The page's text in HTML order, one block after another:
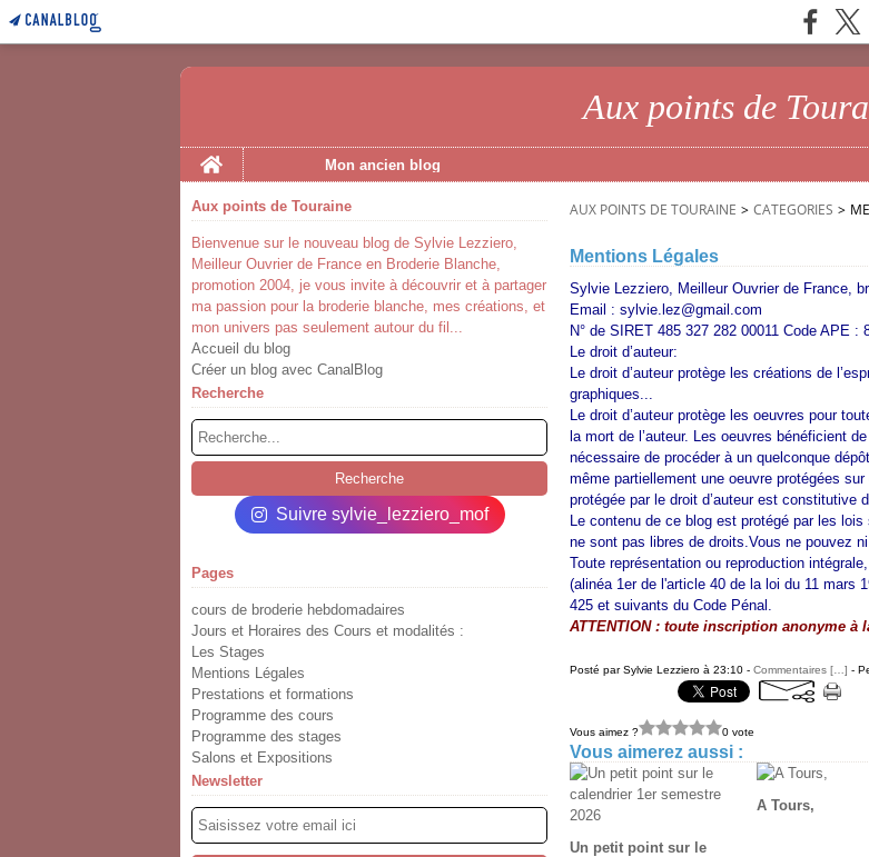
Aux points de
Home
Mon ancien blog
Aux points de Touraine
Bienvenue sur le nouveau blog de Sylvie Lezziero,
Meilleur Ouvrier de France en Broderie Blanche,
promotion 2004, je vous invite à découvrir et à partager
ma passion pour la broderie blanche, mes créations, et
mon univers pas seulement autour du fil...
Accueil du blog
Créer un blog avec CanalBlog
Recherche
Suivre sylvie_lezziero_mof
Pages
cours de broderie hebdomadaires
Jours et Horaires des Cours et modalités :
Les Stages
Mentions Légales
Prestations et formations
Programme des cours
Programme des stages
Salons et Expositions
Newsletter
AUX POINTS DE TOURAINE > CATEGORIES >
Mentions Légales
Sylvie Lezziero, Meilleur Ouvrier de France,
Email : sylvie.lez@gmail.com
N° de SIRET 485 327 282 00011 Code APE :
Le droit d’auteur:
Le droit d’auteur protège les créations de
graphiques...
Le droit d’auteur protège les oeuvres pour
la mort de l’auteur. Les oeuvres bénéficient
nécessaire de procéder à un quelconque
même partiellement une oeuvre protégées
protégée par le droit d’auteur est constitutive
Le contenu de ce blog est protégé par les lois
ne sont pas libres de droits.Vous ne pouvez
Toute représentation ou reproduction
(alinéa 1er de l'article 40 de la loi du 11 mars
425 et suivants du Code Pénal.
ATTENTION : toute inscription anonyme à
Posté par Sylvie Lezziero à 23:10 - Commentaires [ ] -
Vous aimez ? 0 vote
Vous aimerez aussi :
Un petit point sur le
A Tours,